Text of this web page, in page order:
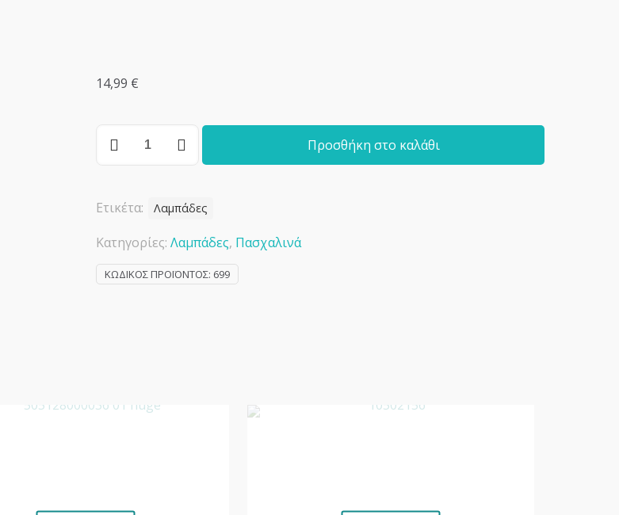
14,99 €
λαμπάδα
Προσθήκη στο καλάθι
Ετικέτα: Λαμπάδες
Κατηγορίες: Λαμπάδες, Πασχαλινά
ΚΩΔΙΚΌΣ ΠΡΟΪΌΝΤΟΣ: 699